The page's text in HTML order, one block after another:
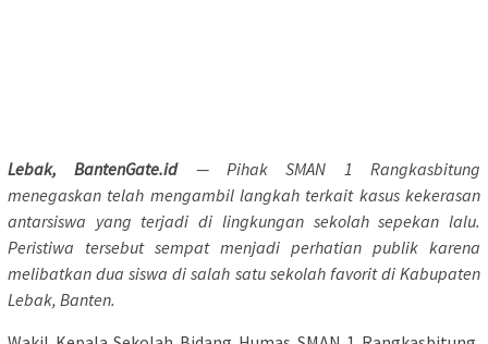
Lebak, BantenGate.id— Pihak SMAN 1 Rangkasbitung
menegaskan telah mengambil langkah terkait kasus kekerasan
antarsiswa yang terjadi di lingkungan sekolah sepekan lalu.
Peristiwa tersebut sempat menjadi perhatian publik karena
melibatkan dua siswa di salah satu sekolah favorit di Kabupaten
Lebak, Banten.